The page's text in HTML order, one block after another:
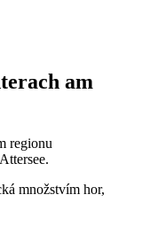
am
regionu
množstvím hor,